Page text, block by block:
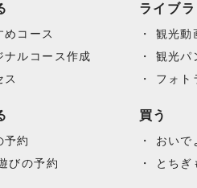
めコース
ナルコース作成
ス
予約
びの予約
ライブ
観光動
観光パ
フォト
買う
おいで
とちぎ